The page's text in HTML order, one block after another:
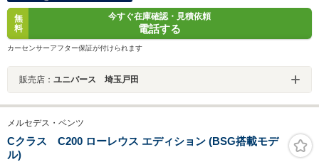
無
料
今すぐ在庫確認・見積依頼
電話する
カーセンサーアフター保証が付けられます
販売店： ユニバース 埼玉戸田
メルセデス・ベンツ
Cクラス C200 ローレウス エディション (BSG搭載モデ
ル)